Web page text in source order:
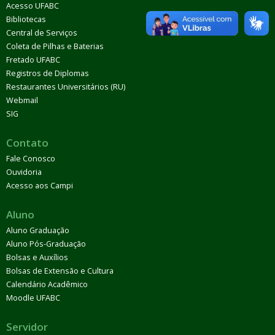
Acesso UFABC
Bibliotecas
Central de Serviços
Coleta de Pilhas e Baterias
Fretado UFABC
Registros de Diplomas
Restaurantes Universitários (RU)
Webmail
SIG
Contato
Fale Conosco
Ouvidoria
Acesso aos Campi
Aluno
Aluno Graduação
Aluno Pós-Graduação
Bolsas e Auxílios
Bolsas de Extensão e Cultura
Calendário Acadêmico
Moodle UFABC
Servidor